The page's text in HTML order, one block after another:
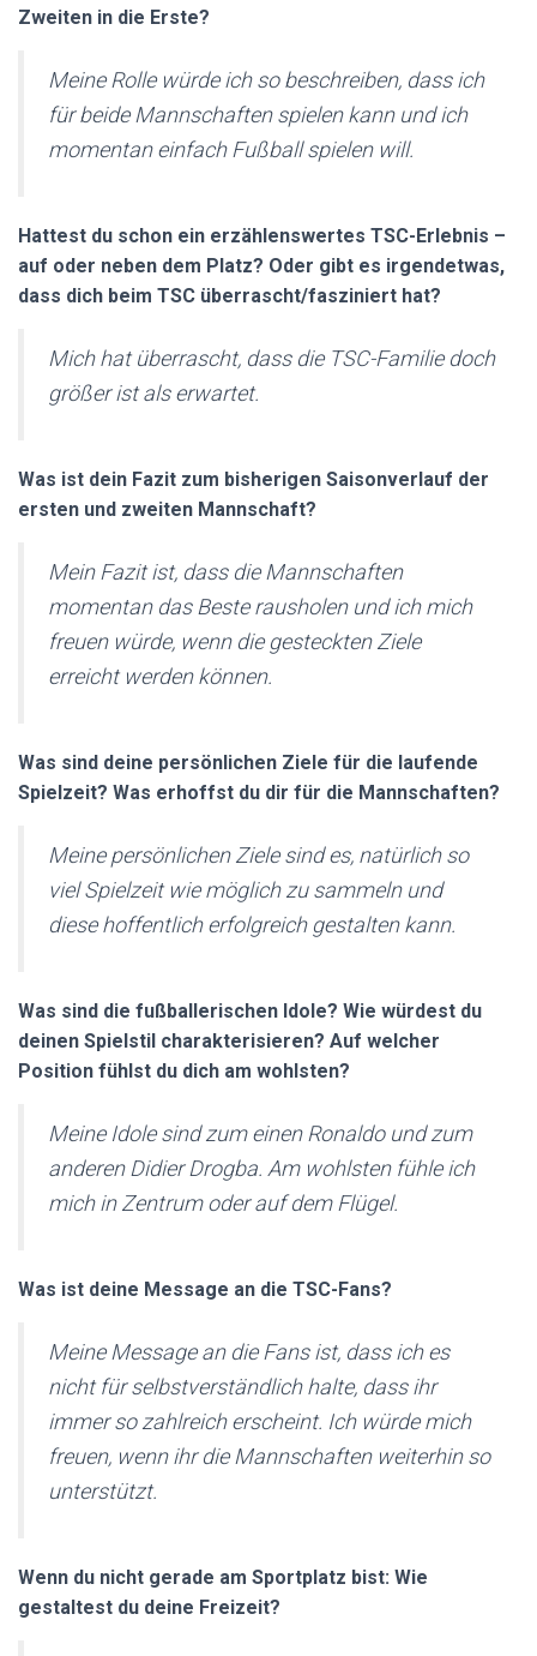
Zweiten in die Erste?
Meine Rolle würde ich so beschreiben, dass ich
für beide Mannschaften spielen kann und ich
momentan einfach Fußball spielen will.
Hattest du schon ein erzählenswertes TSC-Erlebnis –
auf oder neben dem Platz? Oder gibt es irgendetwas,
dass dich beim TSC überrascht/fasziniert hat?
Mich hat überrascht, dass die TSC-Familie doch
größer ist als erwartet.
Was ist dein Fazit zum bisherigen Saisonverlauf der
ersten und zweiten Mannschaft?
Mein Fazit ist, dass die Mannschaften
momentan das Beste rausholen und ich mich
freuen würde, wenn die gesteckten Ziele
erreicht werden können.
Was sind deine persönlichen Ziele für die laufende
Spielzeit? Was erhoffst du dir für die Mannschaften?
Meine persönlichen Ziele sind es, natürlich so
viel Spielzeit wie möglich zu sammeln und
diese hoffentlich erfolgreich gestalten kann.
Was sind die fußballerischen Idole? Wie würdest du
deinen Spielstil charakterisieren? Auf welcher
Position fühlst du dich am wohlsten?
Meine Idole sind zum einen Ronaldo und zum
anderen Didier Drogba. Am wohlsten fühle ich
mich in Zentrum oder auf dem Flügel.
Was ist deine Message an die TSC-Fans?
Meine Message an die Fans ist, dass ich es
nicht für selbstverständlich halte, dass ihr
immer so zahlreich erscheint. Ich würde mich
freuen, wenn ihr die Mannschaften weiterhin so
unterstützt.
Wenn du nicht gerade am Sportplatz bist: Wie
gestaltest du deine Freizeit?